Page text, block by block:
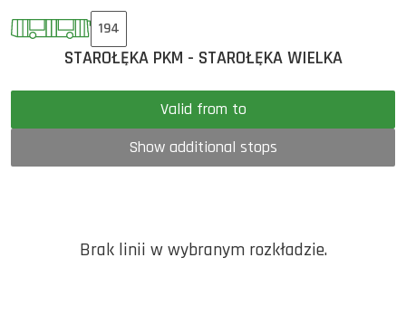
194
STAROŁĘKA PKM - STAROŁĘKA WIELKA
Valid from to
Show additional stops
Brak linii w wybranym rozkładzie.